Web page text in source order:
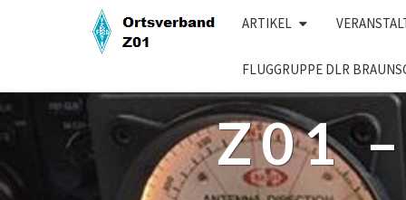
ARTIKEL
FLUGGRUPPE DLR
Z01